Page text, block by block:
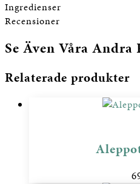
Ingredienser
Recensioner
Se Även Våra
Relaterade produkter